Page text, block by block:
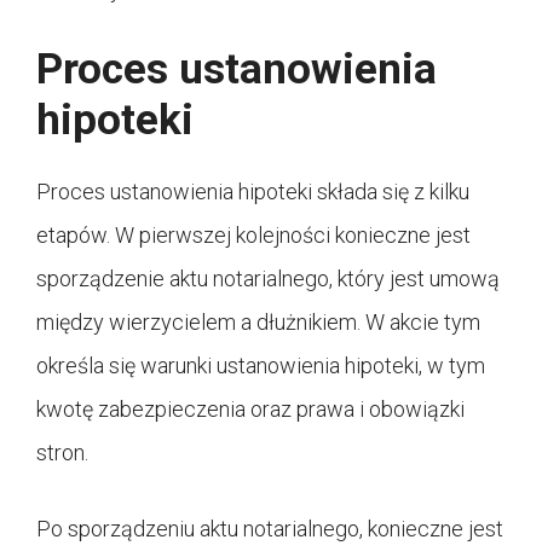
Proces ustanowienia
hipoteki
Proces ustanowienia hipoteki składa się z kilku
etapów. W pierwszej kolejności konieczne jest
sporządzenie aktu notarialnego, który jest umową
między wierzycielem a dłużnikiem. W akcie tym
określa się warunki ustanowienia hipoteki, w tym
kwotę zabezpieczenia oraz prawa i obowiązki
stron.
Po sporządzeniu aktu notarialnego, konieczne jest